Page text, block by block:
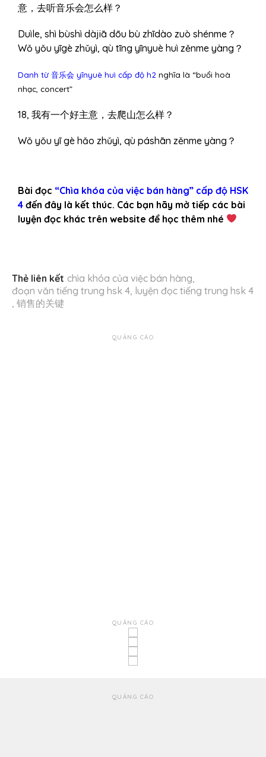
意，去听音乐会怎么样？
Duìle, shì bùshì dàjiā dōu bù zhīdào zuò shénme？
Wǒ yǒu yīgè zhǔyì, qù tīng yīnyuè huì zěnme yàng？
Danh từ 音乐会 yīnyuè huì cấp độ h2 nghĩa là “buổi hoà
nhạc, concert”
18, 我有一个好主意，去爬山怎么样？
Wǒ yǒu yī gè hǎo zhǔyì, qù páshān zěnme yàng？
Bài đọc “Chìa khóa của việc bán hàng” cấp độ HSK
4 đến đây là kết thúc. Các bạn hãy mở tiếp các bài
luyện đọc khác trên website để học thêm nhé
Thẻ liên kết chìa khóa của việc bán hàng
đoạn văn tiếng trung hsk 4 luyện đọc tiếng trung hsk 4
销售的关键
QUẢNG CÁO
QUẢNG CÁO
QUẢNG CÁO